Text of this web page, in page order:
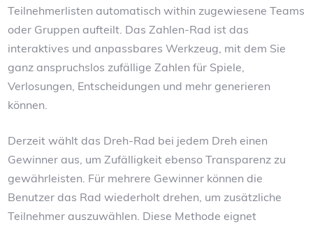
Teilnehmerlisten automatisch within zugewiesene Teams
oder Gruppen aufteilt. Das Zahlen-Rad ist das
interaktives und anpassbares Werkzeug, mit dem Sie
ganz anspruchslos zufällige Zahlen für Spiele,
Verlosungen, Entscheidungen und mehr generieren
können.
Derzeit wählt das Dreh-Rad bei jedem Dreh einen
Gewinner aus, um Zufälligkeit ebenso Transparenz zu
gewährleisten. Für mehrere Gewinner können die
Benutzer das Rad wiederholt drehen, um zusätzliche
Teilnehmer auszuwählen. Diese Methode eignet